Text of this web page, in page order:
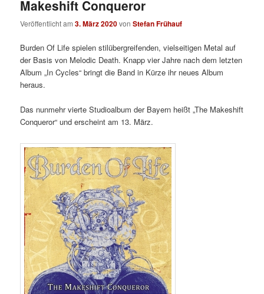
Makeshift Conqueror
Veröffentlicht am3. März 2020vonStefan Frühauf
Burden Of Life spielen stilübergreifenden, vielseitigen Metal auf
der Basis von Melodic Death. Knapp vier Jahre nach dem letzten
Album „In Cycles“ bringt die Band in Kürze ihr neues Album
heraus.
Das nunmehr vierte Studioalbum der Bayern heißt „The Makeshift
Conqueror“ und erscheint am 13. März.